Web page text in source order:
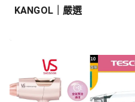
KANGOL｜嚴選